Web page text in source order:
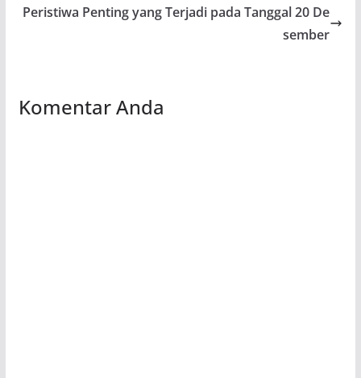
Peristiwa Penting yang Terjadi pada Tanggal 20 De
sember
Komentar Anda